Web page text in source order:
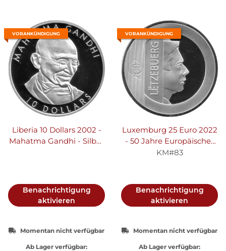
VORANKÜNDIGUNG
Liberia 10 Dollars 2002 -
Mahatma Gandhi - Silber
Benachrichtigung
aktivieren
Momentan nicht verfügbar
Ab Lager verfügbar:
VORANKÜNDIGUNG
Luxemburg 25 Euro 2022
- 50 Jahre Europäisches
Gerichtssystems - Silber
KM#83
Benachrichtigung
aktivieren
Momentan nicht verfügbar
Ab Lager verfügbar: